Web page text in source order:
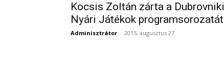
Kocsis Zoltán zárta a Dubrovniki
Nyári Játékok programsorozatát
Adminisztrátor - 2015, augusztus 27.